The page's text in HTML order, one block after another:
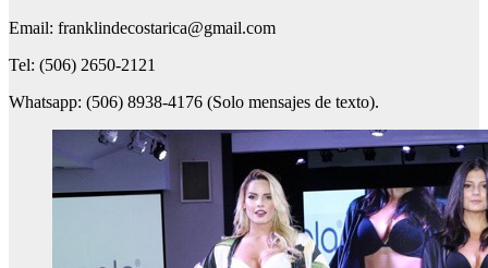
Email: franklindecostarica@gmail.com
Tel: (506) 2650-2121
Whatsapp: (506) 8938-4176 (Solo mensajes de texto).